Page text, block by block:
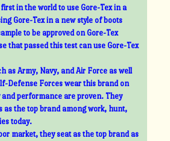
in the world to use Gore-Tex in a
Gore-Tex in a new style of boots
to be approved on Gore-Tex
that passed this test can use Gore-Tex
as Army, Navy, and Air Force as well
Defense Forces wear this brand on
performance are proven. They
as the top brand among work, hunt,
today.
market, they seat as the top brand as